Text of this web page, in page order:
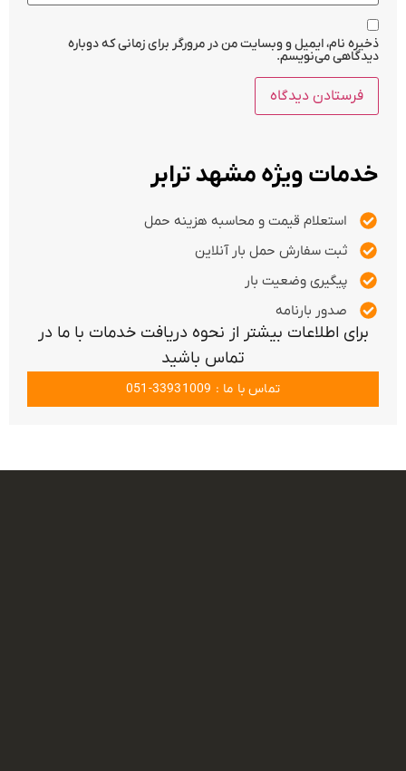
ذخیره نام، ایمیل و وبسایت من در مرورگر برای زمانی که دوباره
دیدگاهی می‌نویسم.
خدمات ویژه مشهد ترابر
استعلام قیمت و محاسبه هزینه حمل
ثبت سفارش حمل بار آنلاین
پیگیری وضعیت بار
صدور بارنامه
برای اطلاعات بیشتر از نحوه دریافت خدمات با ما در
تماس باشید
تماس با ما : 33931009-051